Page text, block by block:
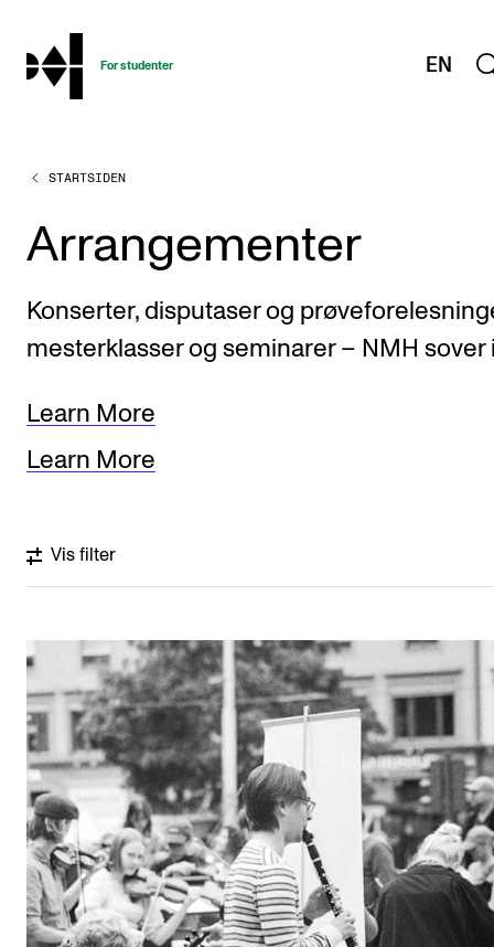
hjem
For studenter EN
STUDIENE
Eksamen, arbeidskrav og vitnemål
Studieplaner og emner
Studiekalender
Tilrettelegging og fritak
Valgemner
Lover og regler
Offentlige konserter
Interne konserter og arrangementer
Låne utstyr
PRAKTISK
Canvas
IT og digitale tjenester
Sibelius – Notation Software
STARTSIDEN
Arrangementer
Konserter, disputaser og
mesterklasser og seminarer – NMH sover
Learn More
Learn More
Vis filter